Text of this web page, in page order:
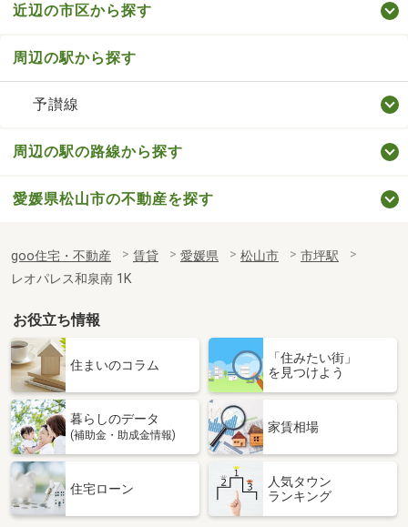
近辺の市区から探す
周辺の駅から探す
予讃線
周辺の駅の路線から探す
愛媛県松山市の不動産を探す
goo住宅・不動産 賃貸 愛媛県 松山市
市坪駅
レオパレス和泉南 1K
お役立ち情報
住まいのコラム
「住みたい街」
を見つけよう
暮らしのデータ
(補助金・助成金情報)
家賃相場
住宅ローン
人気タウン
ランキング